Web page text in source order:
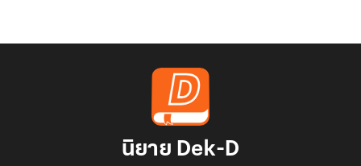
นิยาย Dek-D